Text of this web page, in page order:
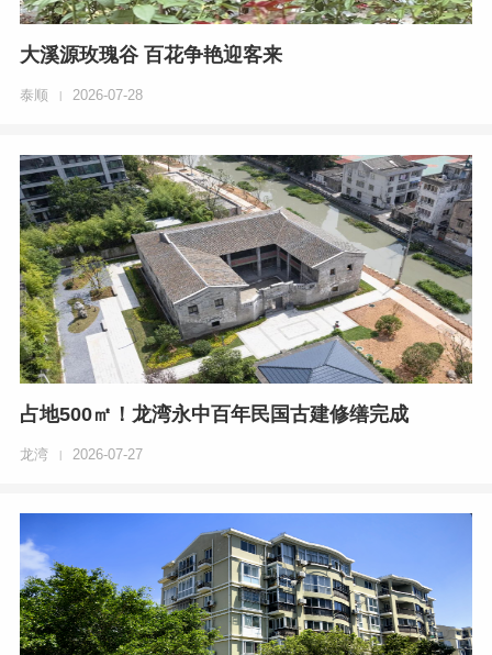
大溪源玫瑰谷 百花争艳迎客来
泰顺 | 2026-07-28
占地500㎡！龙湾永中百年民国古建修缮完成
龙湾 | 2026-07-27